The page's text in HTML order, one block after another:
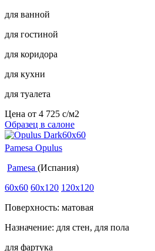
для ванной
для гостиной
для коридора
для кухни
для туалета
Цена от 4 725 c/м2
Образец в салоне
Pamesa Opulus
Pamesa (Испания)
60x60 60x120 120x120
Поверхность: матовая
Назначение: для стен, для пола
для фартука